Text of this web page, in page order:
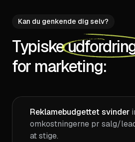
Kan du genkende dig selv?
Typiske
for marketing:
Reklamebudgettet svinder
omkostningerne pr salg/
at stige.